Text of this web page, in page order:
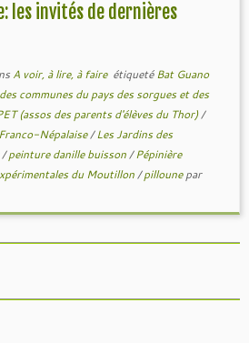
les invités de dernières
A voir, à lire, à faire étiquetéBat Guano
communes du pays des sorgues et des
(assos des parents d'élèves du Thor)/
Népalaise/Les Jardins des
/peinture danille buisson/Pépinière
du Moutillon/pillounepar